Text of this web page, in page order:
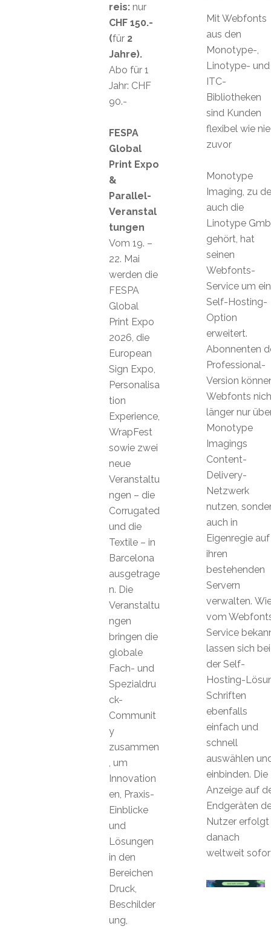
Mit Webfonts
aus den
Monotype-,
Linotype- und
ITC-
Bibliotheken
sind Kunden
flexibel wie nie
zuvor
Monotype
Imaging, zu
auch die
Linotype
gehört, hat
seinen
Webfonts-
Service um
Self-Hosting-
Option
erweitert.
Abonnenten
Professional-
Version
Webfonts
länger nur
Monotype
Imagings
Content-
Delivery-
Netzwerk
nutzen,
auch in
Eigenregie auf
ihren
bestehenden
Servern
verwalten.
vom
Service
lassen sich bei
der Self-
Hosting-
Schriften
ebenfalls
einfach und
schnell
auswählen
einbinden. Die
Anzeige auf
Endgeräten
Nutzer erfolgt
danach
weltweit
reis: nur
CHF 150.-
(für 2
Jahre).
Abo für 1
Jahr: CHF
90.-
FESPA
Global
Print Expo
&
Parallel-
Veranstal
tungen
Vom 19. –
22. Mai
werden die
FESPA
Global
Print Expo
2026, die
European
Sign Expo,
Personalisa
tion
Experience,
WrapFest
sowie zwei
neue
Veranstaltu
ngen – die
Corrugated
und die
Textile – in
Barcelona
ausgetrage
n. Die
Veranstaltu
ngen
bringen die
globale
Fach- und
Spezialdru
ck-
Communit
y
zusammen
, um
Innovation
en, Praxis-
Einblicke
und
Lösungen
in den
Bereichen
Druck,
Beschilder
ung,